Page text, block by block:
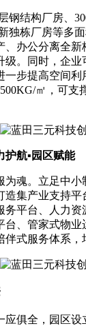
钢结构厂房、
独栋厂房等多
、办公分离全
级。同时，企业
一步提高空间利
㎡，可支
护航▪园区赋能
为魂。立足中小
造集产业支持
务平台、人力
台、管家式物
式服务体系，
应俱全，园区设